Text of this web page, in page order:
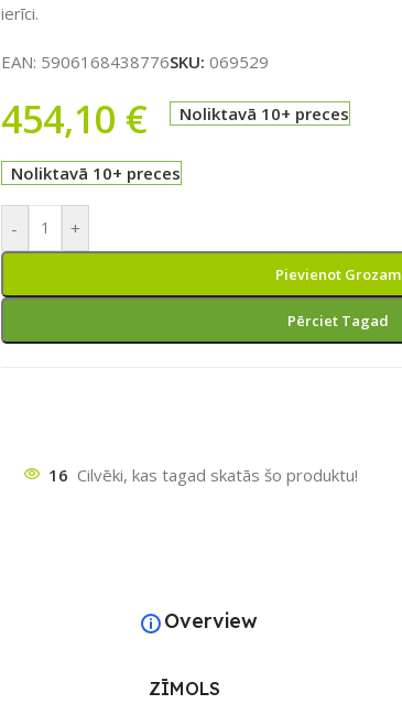
ierīci.
EAN: 5906168438776SKU: 069529
454,10 € Noliktavā 10+ preces
Noliktavā 10+ preces
- +
Pievienot Grozam
Pērciet Tagad
16 Cilvēki, kas tagad skatās šo produktu!
Overview
ZĪMOLS